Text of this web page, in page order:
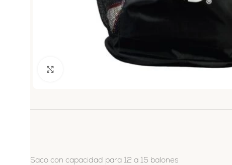
Saco con capacidad para 12 a 15 balones